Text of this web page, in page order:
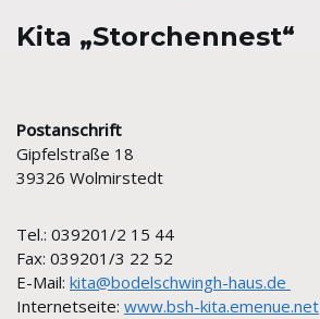
Kita „Storchennest“
Postanschrift
Gipfelstraße 18
39326 Wolmirstedt
Tel.: 039201/2 15 44
Fax: 039201/3 22 52
E-Mail: kita@bodelschwingh-haus.de
Internetseite: www.bsh-kita.emenue.net